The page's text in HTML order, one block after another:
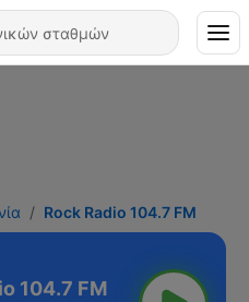
Rock Radio 104.7 FM
104.7 FM